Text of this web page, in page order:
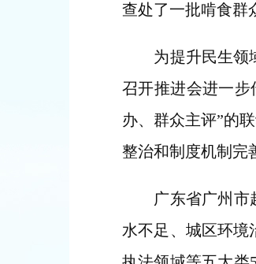
查处了一批啃食群
为提升民生领域
召开推进会进一
办、群众主评”的
整治和制度机制完
广东省广州市越
水不足、城区环境